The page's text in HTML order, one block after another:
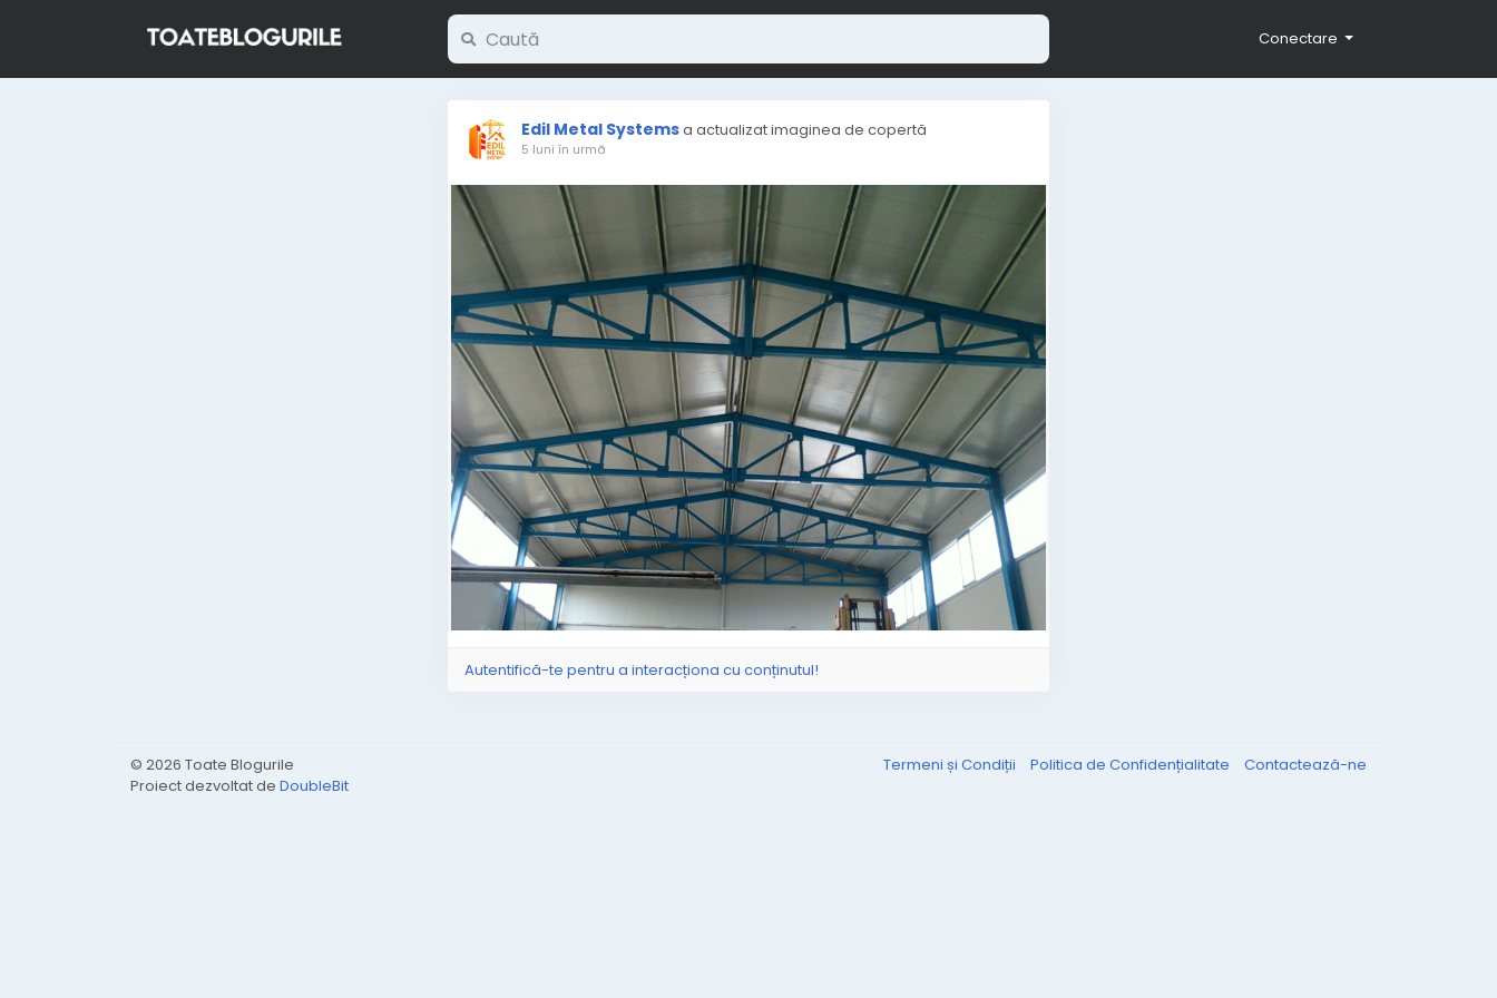
Conectare
Edil Metal Systemsa actualizat imaginea de copertă
5 luni în urmă
Autentifică-te pentru a interacționa cu conținutul!
© 2026 Toate Blogurile
Proiect dezvoltat de DoubleBit
Termeni și Condiții Politica de Confidențialitate Contactează-ne